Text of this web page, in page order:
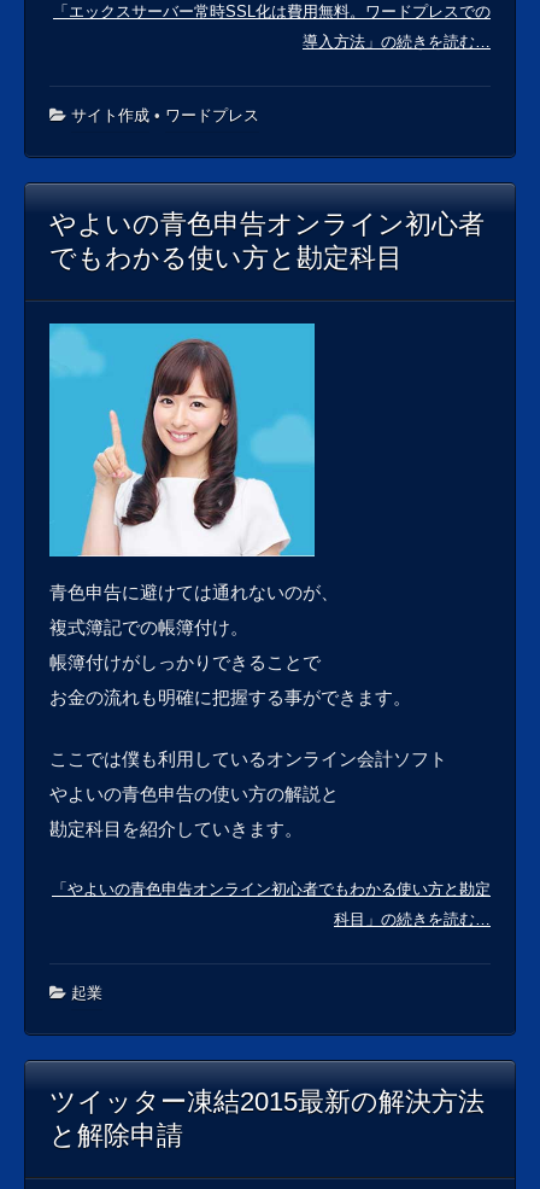
「エックスサーバー常時SSL化は費用無料。ワードプレスでの
導入方法」の続きを読む…
サイト作成 • ワードプレス
やよいの青色申告オンライン初心者
でもわかる使い方と勘定科目
青色申告に避けては通れないのが、
複式簿記での帳簿付け。
帳簿付けがしっかりできることで
お金の流れも明確に把握する事ができます。
ここでは僕も利用しているオンライン会計ソフト
やよいの青色申告の使い方の解説と
勘定科目を紹介していきます。
「やよいの青色申告オンライン初心者でもわかる使い方と勘定
科目」の続きを読む…
起業
ツイッター凍結2015最新の解決方法
と解除申請